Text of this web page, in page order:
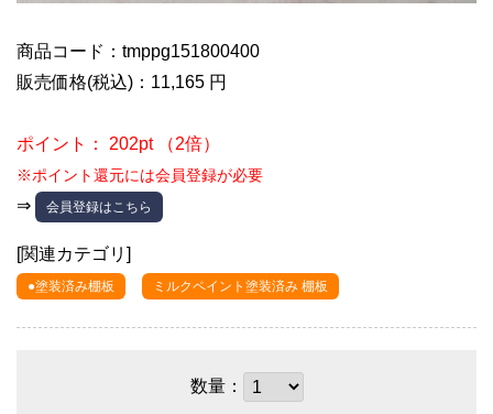
商品コード：tmppg151800400
販売価格(税込)：11,165 円
ポイント： 202pt （2倍）
※ポイント還元には会員登録が必要
⇒ 会員登録はこちら
[関連カテゴリ]
●塗装済み棚板 ミルクペイント塗装済み 棚板
数量：